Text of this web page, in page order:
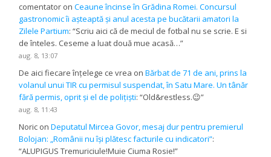
comentator onCeaune încinse în Grădina Romei. Concursul
gastronomic îi așteaptă și anul acesta pe bucătarii amatori la
Zilele Partium: “Scriu aici că de meciul de fotbal nu se scrie. E si
de înteles. Ceseme a luat două mue acasă…”
aug. 8, 13:07
De aici fiecare înțelege ce vrea onBărbat de 71 de ani, prins la
volanul unui TIR cu permisul suspendat, în Satu Mare. Un tânăr
fără permis, oprit și el de polițiști: “Old&restless.😉”
aug. 8, 11:43
Noric onDeputatul Mircea Govor, mesaj dur pentru premierul
Bolojan: „Românii nu își plătesc facturile cu indicatori”:
“ALUPIGUS Tremuriciule!Muie Ciuma Rosie!”